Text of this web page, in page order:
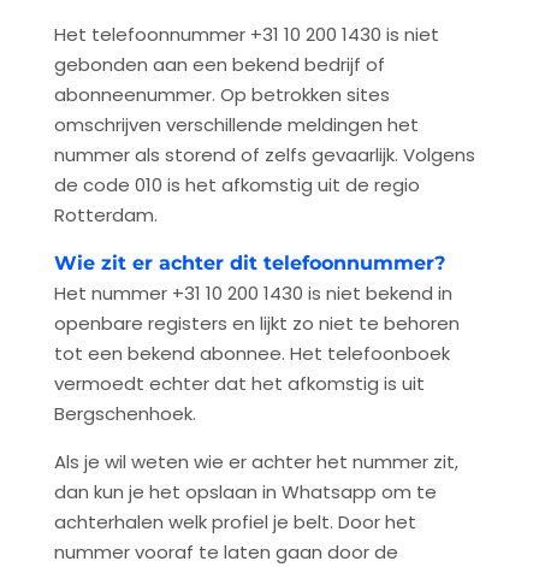
Het telefoonnummer +31 10 200 1430 is niet
gebonden aan een bekend bedrijf of
abonneenummer. Op betrokken sites
omschrijven verschillende meldingen het
nummer als storend of zelfs gevaarlijk. Volgens
de code 010 is het afkomstig uit de regio
Rotterdam.
Wie zit er achter dit telefoonnummer?
Het nummer +31 10 200 1430 is niet bekend in
openbare registers en lijkt zo niet te behoren
tot een bekend abonnee. Het telefoonboek
vermoedt echter dat het afkomstig is uit
Bergschenhoek.
Als je wil weten wie er achter het nummer zit,
dan kun je het opslaan in Whatsapp om te
achterhalen welk profiel je belt. Door het
nummer vooraf te laten gaan door de